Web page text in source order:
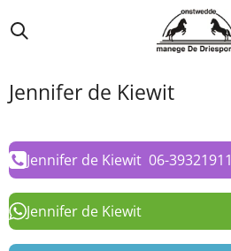
direct
de
hoofdinhoud
Jennifer de Kiewit
Jennifer de Kiewit 06-39321911
Jennifer de Kiewit